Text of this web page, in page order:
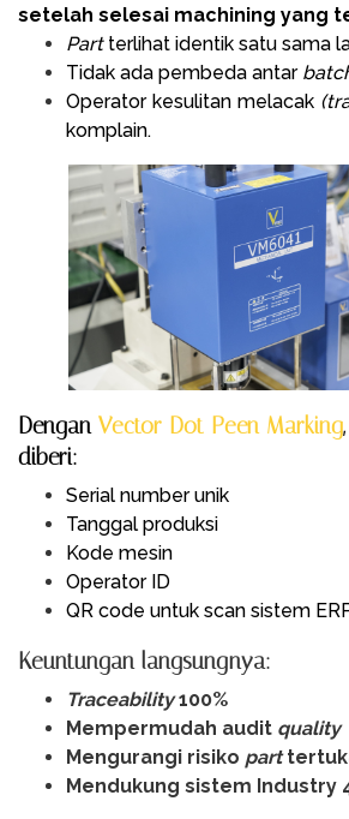
setelah selesai machining yang
Partterlihat identik satu sama
Tidak ada pembeda antar
Operator kesulitan melacak
komplain.
Dengan Vector Dot Peen Marking
diberi:
Serial number unik
Tanggal produksi
Kode mesin
Operator ID
QR code untuk scan sistem
Keuntungan langsungnya:
Traceability100%
Mempermudah audit quality
Mengurangi risiko part
Mendukung sistem Industry